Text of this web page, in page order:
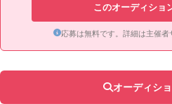
このオーディショ
応募は無料です。詳細は主催者
オーディシ